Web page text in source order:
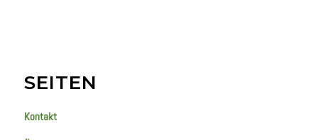
SEITEN
Kontakt